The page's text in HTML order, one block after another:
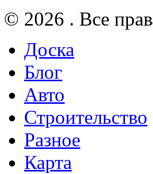
© 2026 . Все
Доска
Блог
Авто
Строительство
Разное
Карта